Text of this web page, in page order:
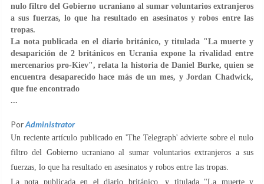
nulo filtro del Gobierno ucraniano al sumar voluntarios extranjeros
a sus fuerzas, lo que ha resultado en asesinatos y robos entre las
tropas.
La nota publicada en el diario británico, y titulada "La muerte y
desaparición de 2 británicos en Ucrania expone la rivalidad entre
mercenarios pro-Kiev", relata la historia de Daniel Burke, quien se
encuentra desaparecido hace más de un mes, y Jordan Chadwick,
que fue encontrado
...
PorAdministrator
Un reciente artículo publicado en 'The Telegraph' advierte sobre el nulo
filtro del Gobierno ucraniano al sumar voluntarios extranjeros a sus
fuerzas, lo que ha resultado en asesinatos y robos entre las tropas.
La nota publicada en el diario británico, y titulada "La muerte y